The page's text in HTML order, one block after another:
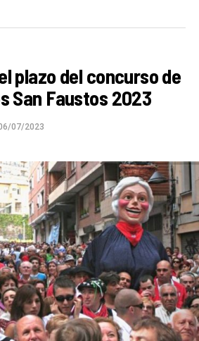
plazo del concurso de
San Faustos 2023
07/2023